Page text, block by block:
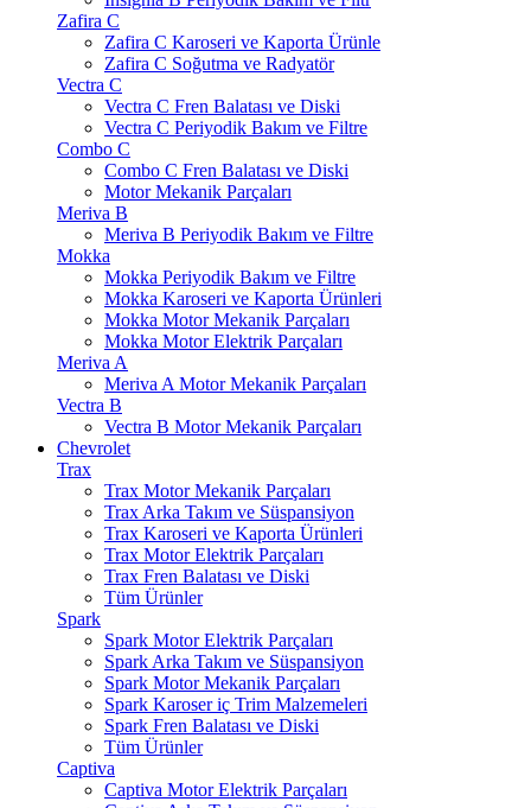
Zafira C
Zafira C Karoseri ve Kaporta Ürünle
Zafira C Soğutma ve Radyatör
Vectra C
Vectra C Fren Balatası ve Diski
Vectra C Periyodik Bakım ve Filtre
Combo C
Combo C Fren Balatası ve Diski
Motor Mekanik Parçaları
Meriva B
Meriva B Periyodik Bakım ve Filtre
Mokka
Mokka Periyodik Bakım ve Filtre
Mokka Karoseri ve Kaporta Ürünleri
Mokka Motor Mekanik Parçaları
Mokka Motor Elektrik Parçaları
Meriva A
Meriva A Motor Mekanik Parçaları
Vectra B
Vectra B Motor Mekanik Parçaları
Chevrolet
Trax
Trax Motor Mekanik Parçaları
Trax Arka Takım ve Süspansiyon
Trax Karoseri ve Kaporta Ürünleri
Trax Motor Elektrik Parçaları
Trax Fren Balatası ve Diski
Tüm Ürünler
Spark
Spark Motor Elektrik Parçaları
Spark Arka Takım ve Süspansiyon
Spark Motor Mekanik Parçaları
Spark Karoser iç Trim Malzemeleri
Spark Fren Balatası ve Diski
Tüm Ürünler
Captiva
Captiva Motor Elektrik Parçaları